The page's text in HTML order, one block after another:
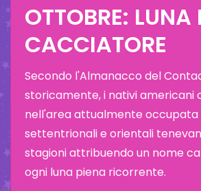
OTTOBRE: LUNA
CACCIATORE
Secondo l'Almanacco del
storicamente, i nativi americani
nell'area attualmente occupata
settentrionali e orientali
stagioni attribuendo un nome
ogni luna piena ricorrente.